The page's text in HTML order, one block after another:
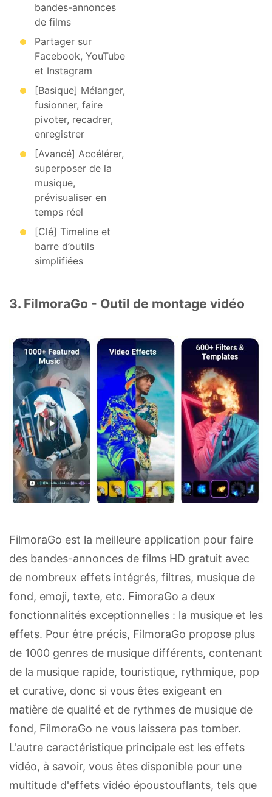
bandes-annonces
de films
Partager sur
Facebook, YouTube
et Instagram
[Basique] Mélanger,
fusionner, faire
pivoter, recadrer,
enregistrer
[Avancé] Accélérer,
superposer de la
musique,
prévisualiser en
temps réel
[Clé] Timeline et
barre d’outils
simplifiées
3. FilmoraGo - Outil de montage vidéo
FilmoraGo est la meilleure application pour faire
des bandes-annonces de films HD gratuit avec
de nombreux effets intégrés, filtres, musique de
fond, emoji, texte, etc. FimoraGo a deux
fonctionnalités exceptionnelles : la musique et les
effets. Pour être précis, FilmoraGo propose plus
de 1000 genres de musique différents, contenant
de la musique rapide, touristique, rythmique, pop
et curative, donc si vous êtes exigeant en
matière de qualité et de rythmes de musique de
fond, FilmoraGo ne vous laissera pas tomber.
L'autre caractéristique principale est les effets
vidéo, à savoir, vous êtes disponible pour une
multitude d'effets vidéo époustouflants, tels que